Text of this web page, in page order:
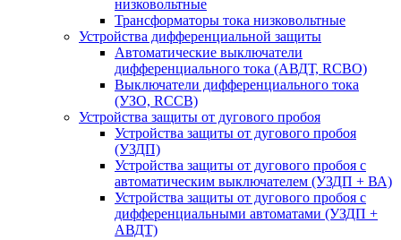
низковольтные
Трансформаторы тока низковольтные
Устройства дифференциальной защиты
Автоматические выключатели
дифференциального тока (АВДТ, RCBO)
Выключатели дифференциального тока
(УЗО, RCCB)
Устройства защиты от дугового пробоя
Устройства защиты от дугового пробоя
(УЗДП)
Устройства защиты от дугового пробоя с
автоматическим выключателем (УЗДП + ВА)
Устройства защиты от дугового пробоя с
дифференциальными автоматами (УЗДП +
АВДТ)